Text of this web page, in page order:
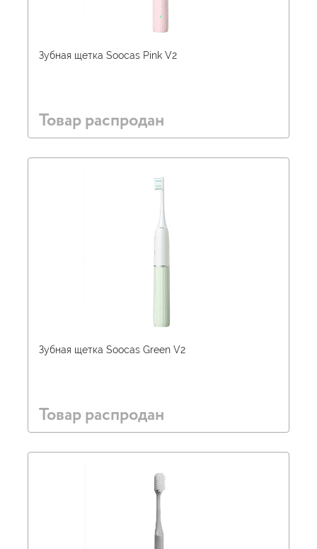
Зубная щетка Soocas Pink V2
Товар распродан
Зубная щетка Soocas Green V2
Товар распродан